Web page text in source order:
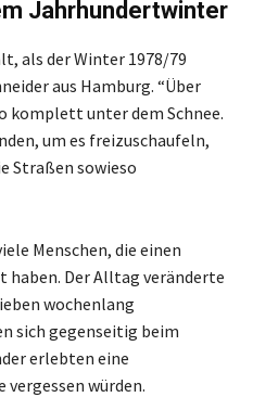
Jahrhundertwinter
als der Winter 1978/79
aus Hamburg. “Über
komplett unter dem Schnee.
um es freizuschaufeln,
Straßen sowieso
Menschen, die einen
Der Alltag veränderte
wochenlang
sich gegenseitig beim
erlebten eine
würden.